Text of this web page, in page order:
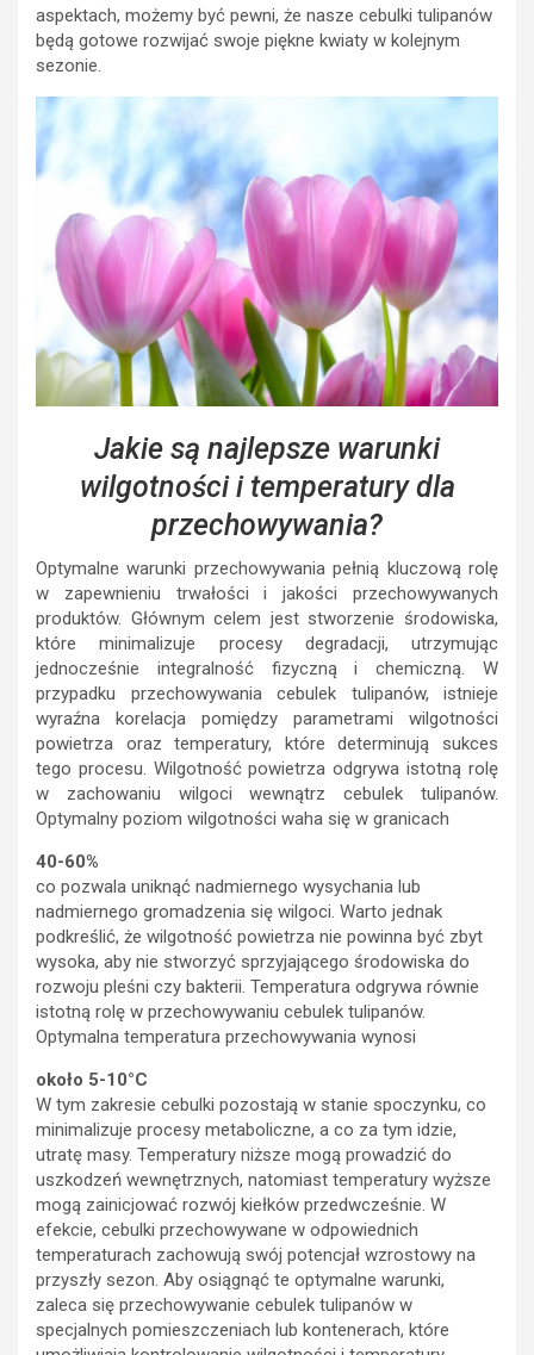
aspektach, możemy być pewni, że nasze cebulki tulipanów
będą gotowe rozwijać swoje piękne kwiaty w kolejnym
sezonie.
Jakie są najlepsze warunki
wilgotności i temperatury dla
przechowywania?
Optymalne warunki przechowywania pełnią kluczową rolę
w zapewnieniu trwałości i jakości przechowywanych
produktów. Głównym celem jest stworzenie środowiska,
które minimalizuje procesy degradacji, utrzymując
jednocześnie integralność fizyczną i chemiczną. W
przypadku przechowywania cebulek tulipanów, istnieje
wyraźna korelacja pomiędzy parametrami wilgotności
powietrza oraz temperatury, które determinują sukces
tego procesu. Wilgotność powietrza odgrywa istotną rolę
w zachowaniu wilgoci wewnątrz cebulek tulipanów.
Optymalny poziom wilgotności waha się w granicach
40-60%
co pozwala uniknąć nadmiernego wysychania lub
nadmiernego gromadzenia się wilgoci. Warto jednak
podkreślić, że wilgotność powietrza nie powinna być zbyt
wysoka, aby nie stworzyć sprzyjającego środowiska do
rozwoju pleśni czy bakterii. Temperatura odgrywa równie
istotną rolę w przechowywaniu cebulek tulipanów.
Optymalna temperatura przechowywania wynosi
około 5-10°C
W tym zakresie cebulki pozostają w stanie spoczynku, co
minimalizuje procesy metaboliczne, a co za tym idzie,
utratę masy. Temperatury niższe mogą prowadzić do
uszkodzeń wewnętrznych, natomiast temperatury wyższe
mogą zainicjować rozwój kiełków przedwcześnie. W
efekcie, cebulki przechowywane w odpowiednich
temperaturach zachowują swój potencjał wzrostowy na
przyszły sezon. Aby osiągnąć te optymalne warunki,
zaleca się przechowywanie cebulek tulipanów w
specjalnych pomieszczeniach lub kontenerach, które